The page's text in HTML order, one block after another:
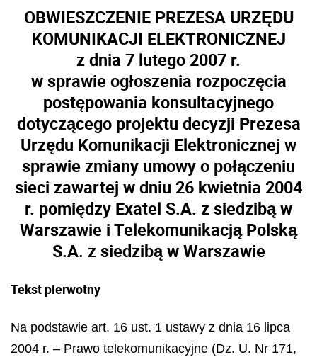
OBWIESZCZENIE PREZESA URZĘDU
KOMUNIKACJI ELEKTRONICZNEJ
z dnia 7 lutego 2007 r.
w sprawie ogłoszenia rozpoczęcia
postępowania konsultacyjnego
dotyczącego projektu decyzji Prezesa
Urzędu Komunikacji Elektronicznej w
sprawie zmiany umowy o połączeniu
sieci zawartej w dniu 26 kwietnia 2004
r. pomiędzy Exatel S.A. z siedzibą w
Warszawie i Telekomunikacją Polską
S.A. z siedzibą w Warszawie
Tekst pierwotny
Na podstawie art. 16 ust. 1 ustawy z dnia 16 lipca
2004 r. – Prawo telekomunikacyjne (Dz. U. Nr 171,